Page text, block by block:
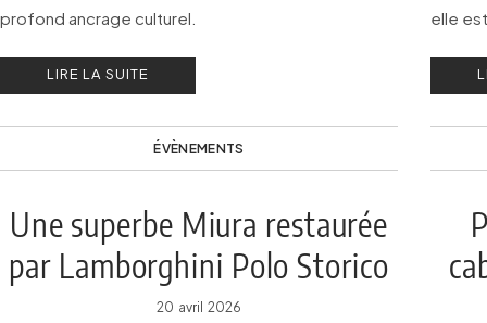
profond ancrage culturel.
LIRE LA SUITE
ÉVÈNEMENTS
elle
Une superbe Miura restaurée
par Lamborghini Polo Storico
à l’Anantara Concorso Roma
20 avril 2026